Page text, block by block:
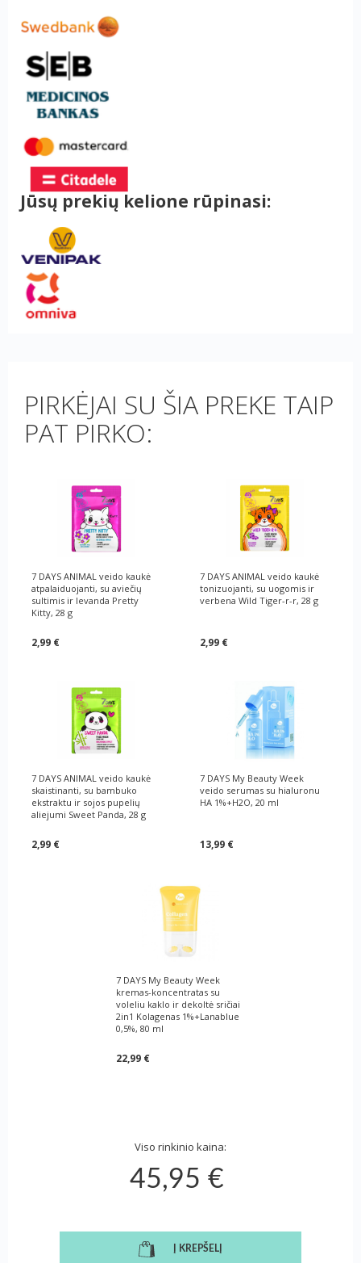
Jūsų prekių kelione rūpinasi:
PIRKĖJAI SU ŠIA PREKE TAIP
PAT PIRKO:
7 DAYS ANIMAL veido kaukė
atpalaiduojanti, su aviečių
sultimis ir levanda Pretty
Kitty, 28 g
2,99 €
7 DAYS ANIMAL veido kaukė
tonizuojanti, su uogomis ir
verbena Wild Tiger-r-r, 28 g
2,99 €
7 DAYS ANIMAL veido kaukė
skaistinanti, su bambuko
ekstraktu ir sojos pupelių
aliejumi Sweet Panda, 28 g
2,99 €
7 DAYS My Beauty Week
veido serumas su hialuronu
HA 1%+H2O, 20 ml
13,99 €
7 DAYS My Beauty Week
kremas-koncentratas su
voleliu kaklo ir dekoltė sričiai
2in1 Kolagenas 1%+Lanablue
0,5%, 80 ml
22,99 €
Viso rinkinio kaina:
45,95 €
Į KREPŠELĮ